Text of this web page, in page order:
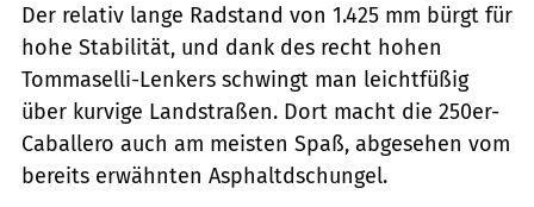
Der relativ lange Radstand von 1.425 mm bürgt für
hohe Stabilität, und dank des recht hohen
Tommaselli-Lenkers schwingt man leichtfüßig
über kurvige Landstraßen. Dort macht die 250er-
Caballero auch am meisten Spaß, abgesehen vom
bereits erwähnten Asphaltdschungel.